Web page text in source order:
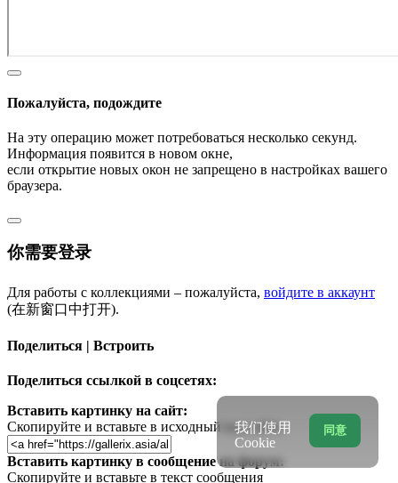
Пожалуйста, подождите
На эту операцию может потребоваться несколько секунд.
Информация появится в новом окне,
если открытие новых окон не запрещено в настройках вашего
браузера.
你需要登录
Для работы с коллекциями – пожалуйста, войдите в аккаунт
(在新窗口中打开).
Поделиться | Встроить
Поделиться ссылкой в соцсетях:
Вставить картинку на сайт:
Скопируйте и вставьте в исходный код сайта
Вставить картинку в сообщение на форум:
Скопируйте и вставьте в текст сообщения
同意
我们使用
Cookie